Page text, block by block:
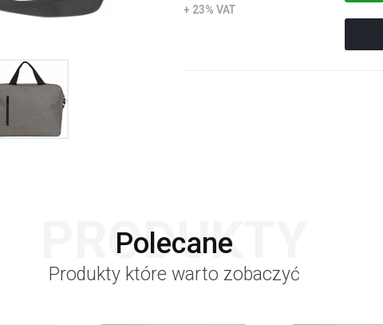
+ 23% VAT
Polecane
PRODUKTY
Produkty które warto zobaczyć